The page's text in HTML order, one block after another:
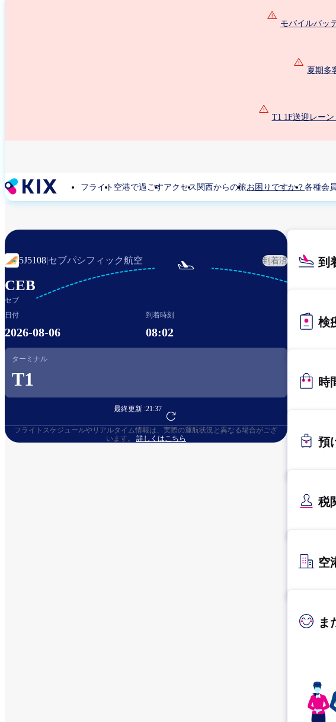
モバイルバッ
夏期多
T1 1F送迎レー
フライト 空港で過ごすアクセス 関西からの旅お困りですか？ 各種会
5J5108|セブパシフィック航空 到着済
CEB
セブ

日付
2026-08-06
到着時刻
08:02
ターミナル
T1
最終更新 :21:37
フライト予約へ
フライトスケジュールやリアルタイム情報は、実際の運航状況と異なる場合がござ
います。 詳しくはこちら
到
検
時
預
税
空
ま